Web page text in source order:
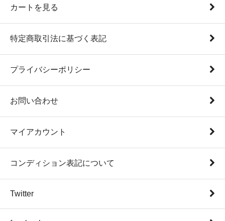
カートを見る
特定商取引法に基づく表記
プライバシーポリシー
お問い合わせ
マイアカウント
コンディション表記について
Twitter